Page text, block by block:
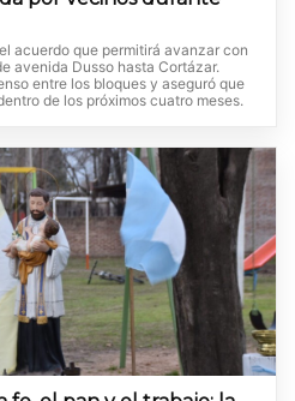
acuerdo que permitirá avanzar con
avenida Dusso hasta Cortázar.
entre los bloques y aseguró que
de los próximos cuatro meses.